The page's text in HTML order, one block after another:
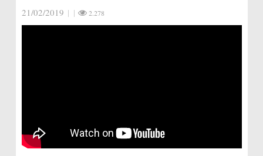
21/02/2019 | | 2.278